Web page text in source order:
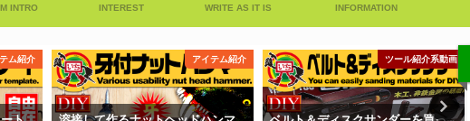
INTRO INTEREST WRITE AS IT IS INFORMATION
ム紹介 アイテム紹介 ツール紹介系動画